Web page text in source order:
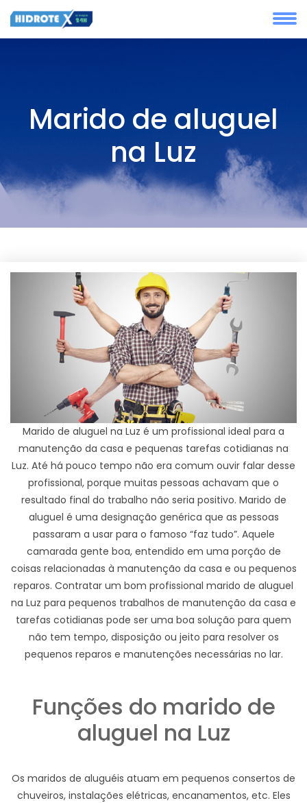
Marido de aluguel
na Luz
Marido de aluguel na Luz é um profissional ideal para a
manutenção da casa e pequenas tarefas cotidianas na
Luz. Até há pouco tempo não era comum ouvir falar desse
profissional, porque muitas pessoas achavam que o
resultado final do trabalho não seria positivo. Marido de
aluguel é uma designação genérica que as pessoas
passaram a usar para o famoso “faz tudo”. Aquele
camarada gente boa, entendido em uma porção de
coisas relacionadas à manutenção da casa e ou pequenos
reparos. Contratar um bom profissional marido de aluguel
na Luz para pequenos trabalhos de manutenção da casa e
tarefas cotidianas pode ser uma boa solução para quem
não tem tempo, disposição ou jeito para resolver os
pequenos reparos e manutenções necessárias no lar.
Funções do marido de
aluguel na Luz
Os maridos de aluguéis atuam em pequenos consertos de
chuveiros, instalações elétricas, encanamentos, etc. Eles